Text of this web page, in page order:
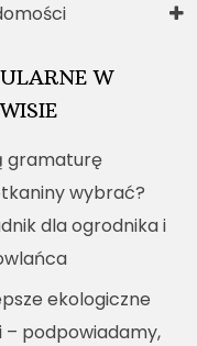
W
gramaturę
wybrać?
dla ogrodnika i
ekologiczne
– podpowiadamy,